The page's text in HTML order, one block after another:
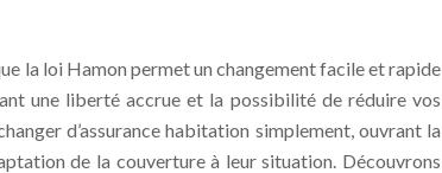
la loi Hamon permet un changement facile et rapide
une liberté accrue et la possibilité de réduire vos
d’assurance habitation simplement, ouvrant la
de la couverture à leur situation. Découvrons